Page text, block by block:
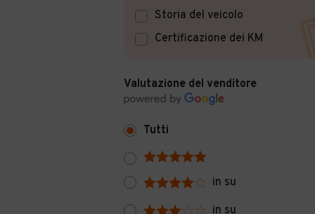
Storia del veicolo
Certificazione dei KM
Valutazione del venditore
Tutti
in su
in su